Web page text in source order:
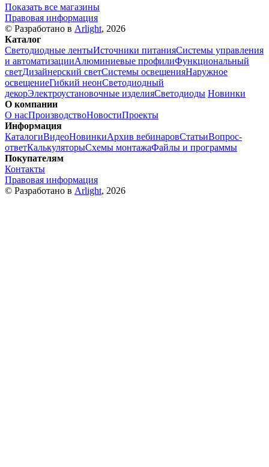
Показать все магазины
Правовая информация
© Разработано в Arlight, 2026
Каталог
Светодиодные лентыИсточники питанияСистемы управления
и автоматизацииАлюминиевые профилиФункциональный
светДизайнерский светСистемы освещенияНаружное
освещениеГибкий неонСветодиодный
декорЭлектроустановочные изделияСветодиоды Новинки
О компании
О насПроизводствоНовостиПроекты
Информация
КаталогиВидеоНовинкиАрхив вебинаровСтатьиВопрос-
ответКалькуляторыСхемы монтажаФайлы и программы
Покупателям
Контакты
Правовая информация
© Разработано в Arlight, 2026